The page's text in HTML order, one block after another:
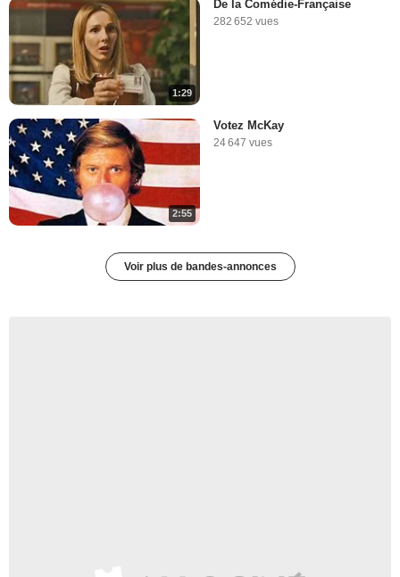
1:29
De la Comédie-Française
282 652 vues
2:55
Votez McKay
24 647 vues
Voir plus de bandes-annonces